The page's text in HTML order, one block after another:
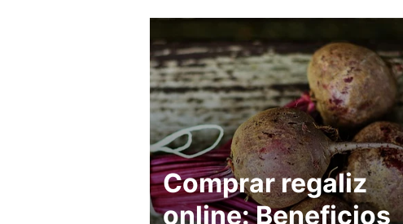
Comprar regaliz
online: Beneficios